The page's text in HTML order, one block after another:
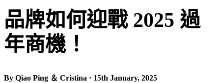
品牌如何迎戰 2025 過
年商機！
By Qiao Ping ＆ Cristina · 15th January, 2025